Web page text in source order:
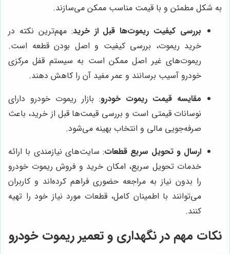
به شکل مطمئن و با قیمت مناسب ممکن می‌سازند.
بررسی کیفیت ریموت‌ها قبل از خرید: مهم‌ترین نکته در
خرید ریموت، بررسی کیفیت و اصل بودن قطعه است.
ریموت‌های غیر اصل ممکن است به سیستم قفل مرکزی
خودرو آسیب برسانند و عمر مفید آن را کاهش دهند.
مقایسه قیمت ریموت خودرو: بازار ریموت خودرو دارای
نوسانات قیمتی است و بررسی قیمت‌ها قبل از خرید، باعث
صرفه‌جویی مالی و انتخاب بهینه می‌شود.
ارسال و تحویل سریع قطعات: سایت‌های نیازمندی با ارائه
خدمات تحویل سریع، امکان خرید و فروش ریموت خودرو
را بدون نیاز به مراجعه حضوری فراهم کرده‌اند و کاربران
می‌توانند با اطمینان کامل، قطعات مورد نیاز خود را تهیه
کنند.
نکات مهم در نگهداری و تعمیر ریموت خودرو